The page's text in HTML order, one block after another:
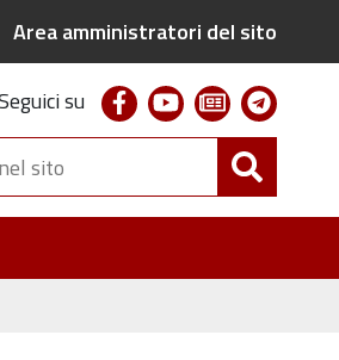
Area amministratori del sito
su facebookyoutubenewsletter
Cerca
nel
sito